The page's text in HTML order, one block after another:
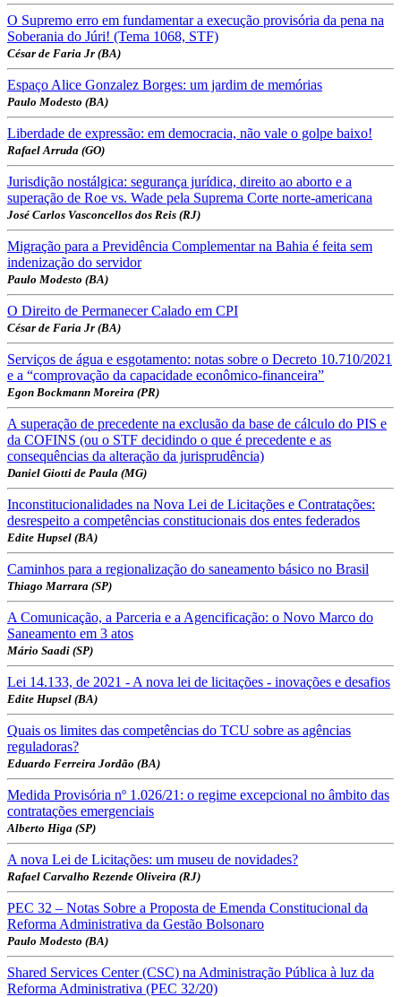
O Supremo erro em fundamentar a execução provisória da pena na
Soberania do Júri! (Tema 1068, STF)
César de Faria Jr (BA)
Espaço Alice Gonzalez Borges: um jardim de memórias
Paulo Modesto (BA)
Liberdade de expressão: em democracia, não vale o golpe baixo!
Rafael Arruda (GO)
Jurisdição nostálgica: segurança jurídica, direito ao aborto e a
superação de Roe vs. Wade pela Suprema Corte norte-americana
José Carlos Vasconcellos dos Reis (RJ)
Migração para a Previdência Complementar na Bahia é feita sem
indenização do servidor
Paulo Modesto (BA)
O Direito de Permanecer Calado em CPI
César de Faria Jr (BA)
Serviços de água e esgotamento: notas sobre o Decreto 10.710/2021
e a “comprovação da capacidade econômico-financeira”
Egon Bockmann Moreira (PR)
A superação de precedente na exclusão da base de cálculo do PIS e
da COFINS (ou o STF decidindo o que é precedente e as
consequências da alteração da jurisprudência)
Daniel Giotti de Paula (MG)
Inconstitucionalidades na Nova Lei de Licitações e Contratações:
desrespeito a competências constitucionais dos entes federados
Edite Hupsel (BA)
Caminhos para a regionalização do saneamento básico no Brasil
Thiago Marrara (SP)
A Comunicação, a Parceria e a Agencificação: o Novo Marco do
Saneamento em 3 atos
Mário Saadi (SP)
Lei 14.133, de 2021 - A nova lei de licitações - inovações e desafios
Edite Hupsel (BA)
Quais os limites das competências do TCU sobre as agências
reguladoras?
Eduardo Ferreira Jordão (BA)
Medida Provisória nº 1.026/21: o regime excepcional no âmbito das
contratações emergenciais
Alberto Higa (SP)
A nova Lei de Licitações: um museu de novidades?
Rafael Carvalho Rezende Oliveira (RJ)
PEC 32 – Notas Sobre a Proposta de Emenda Constitucional da
Reforma Administrativa da Gestão Bolsonaro
Paulo Modesto (BA)
Shared Services Center (CSC) na Administração Pública à luz da
Reforma Administrativa (PEC 32/20)